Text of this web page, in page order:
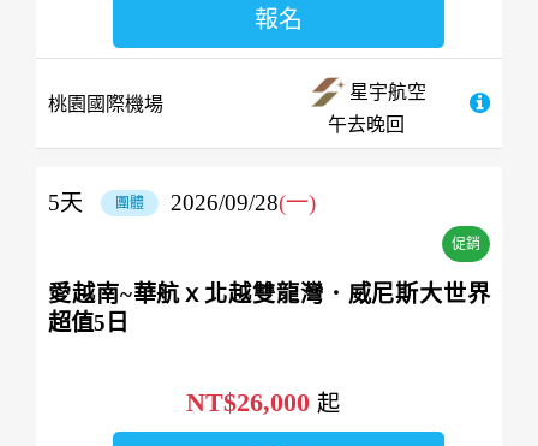
桃園國際機場
星宇航空
午去晚回
報名
促銷
團體 2026/09/28(一)
5天
愛越南~華航ｘ北越雙龍灣．威尼斯大世界
超值5日
NT$26,000 起